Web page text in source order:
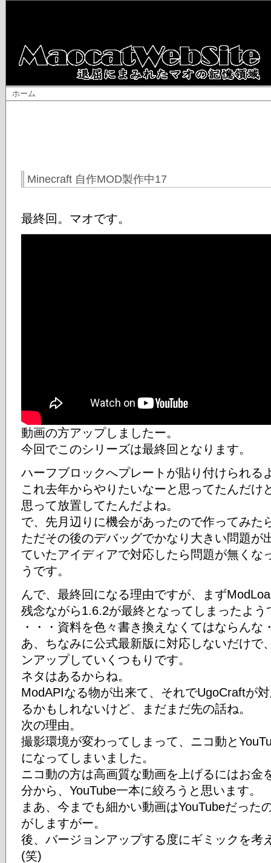
ホーム
Minecraft 自作MOD製作中17
最終回。マオです。
動画の方アップしましたー。
今回でこのシリーズは最終回となります。
ハーフブロックへプレートが貼り付けられる
これ去年からやりたいなーと思ってたんだけ
思って放置してたんだよね。
で、先月辺りに機会があったので作ってみた
ただその後のデバッグでかなり大きい問題が
ていたアイディアで対応したら問題が無くな
うです。
んで、最終回になる理由ですが、まず
残念ながら1.6.2が最終となってしまったよう
・・・資料を色々書き換えなくてはならんな
あ、ちなみに公式最新版に対応しないだけで
ンアップしていくつもりです。
ネタはあるからね。
ModAPIなる物が出来て、それでUgoCraftが
るかもしれないけど、まだまだ先の話ね。
次の理由。
撮影環境が変わってしまって、ニコ動と
になってしまいました。
ニコ動の方は高画質な動画を上げるにはお金
分から、YouTube一本に絞ろうと思います。
まあ、今までも細かい動画はYouTubeだった
がしますがー。
後、バージョンアップする度にギミックを考
(笑)